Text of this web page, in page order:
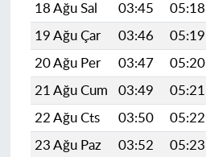
18 Ağu Sal
03:45 05:18
19 Ağu Çar
03:46 05:19
20 Ağu Per
03:47 05:20
21 Ağu Cum
03:49 05:21
22 Ağu Cts
03:50 05:22
23 Ağu Paz
03:52 05:23